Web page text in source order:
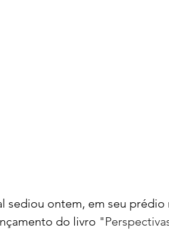
sediou ontem, em seu prédio
do livro